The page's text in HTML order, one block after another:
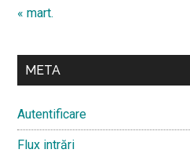
« mart.
META
Autentificare
Flux intrări